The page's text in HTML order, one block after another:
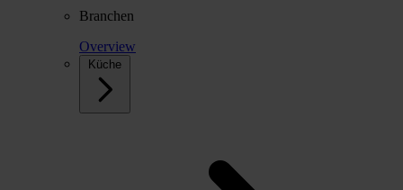
Branchen
Overview
Küche